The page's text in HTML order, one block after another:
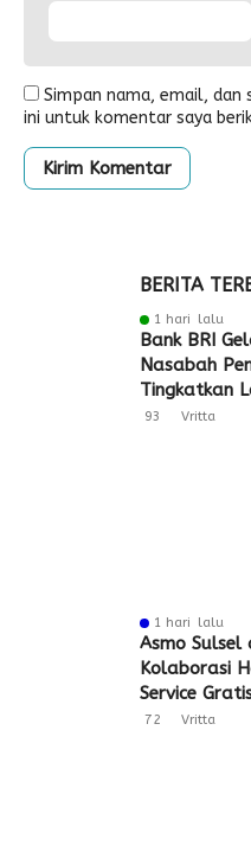
Simpan nama, email, dan
ini untuk komentar saya
BERITA
1 hari lalu
Bank BRI
Nasabah
Tingkatkan
Pengalaman
93 Vritta
1 hari lalu
Asmo Sulsel
Kolaborasi
Service
hingga
72 Vritta